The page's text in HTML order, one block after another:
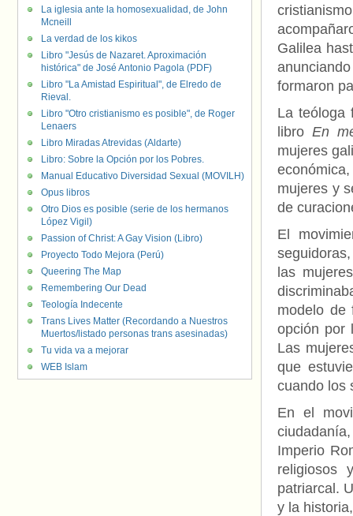
Galilea
formaron
La teóloga
libroEn
mujeres
mujeres y
de
El
las
modelo de
opción por
Las
que
cuando los
En el
Imperio
religiosos
patriarcal.
y la
La iglesia ante la homosexualidad, de John
Mcneill
La verdad de los kikos
Libro "Jesús de Nazaret. Aproximación
histórica" de José Antonio Pagola (PDF)
Libro "La Amistad Espiritual", de Elredo de
Rieval.
Libro "Otro cristianismo es posible", de Roger
Lenaers
Libro Miradas Atrevidas (Aldarte)
Libro: Sobre la Opción por los Pobres.
Manual Educativo Diversidad Sexual (MOVILH)
Opus libros
Otro Dios es posible (serie de los hermanos
López Vigil)
Passion of Christ: A Gay Vision (Libro)
Proyecto Todo Mejora (Perú)
Queering The Map
Remembering Our Dead
Teología Indecente
Trans Lives Matter (Recordando a Nuestros
Muertos/listado personas trans asesinadas)
Tu vida va a mejorar
WEB Islam